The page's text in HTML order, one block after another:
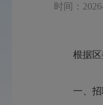
时间：
根据区委
一、招